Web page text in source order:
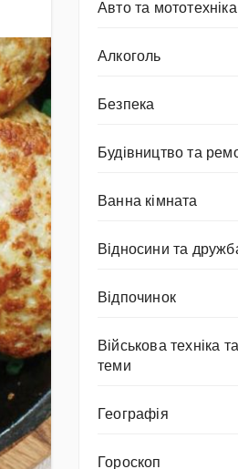
Авто та мототехніка
Алкоголь
Безпека
Будівництво та
Ванна кімната
Відносини та
Відпочинок
Військова техніка
теми
Географія
Гороскоп